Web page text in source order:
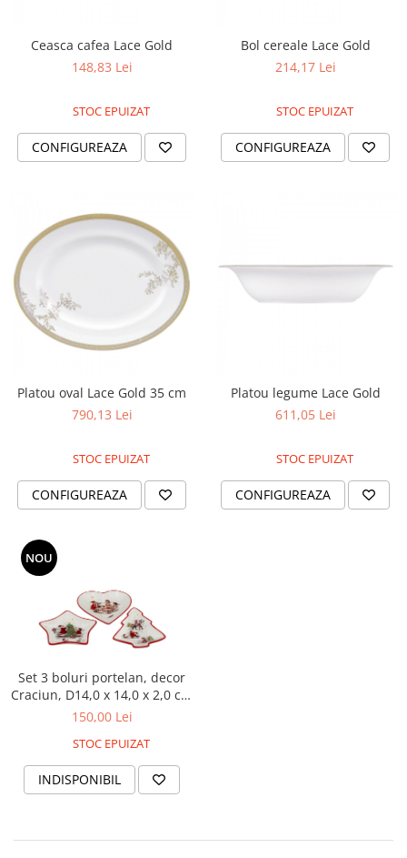
Ceasca cafea Lace Gold
148,83 Lei
STOC EPUIZAT
CONFIGUREAZA
Bol cereale Lace Gold
214,17 Lei
STOC EPUIZAT
CONFIGUREAZA
Platou oval Lace Gold 35 cm
790,13 Lei
STOC EPUIZAT
CONFIGUREAZA
Platou legume Lace Gold
611,05 Lei
STOC EPUIZAT
CONFIGUREAZA
NOU
Set 3 boluri portelan, decor
Craciun, D14,0 x 14,0 x 2,0 cm
fiecare
150,00 Lei
STOC EPUIZAT
INDISPONIBIL